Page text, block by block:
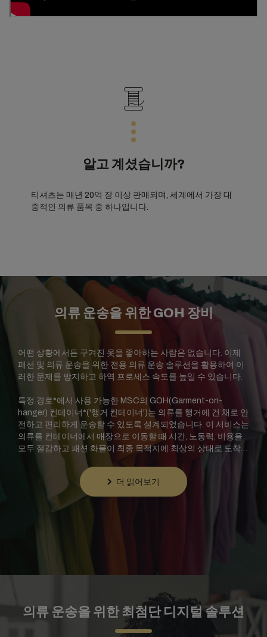
알고 계셨습니까?
티셔츠는 매년 20억 장 이상 판매되며, 세계에서 가장 대
중적인 의류 품목 중 하나입니다.
의류 운송을 위한 GOH 장비
어떤 상황에서든 구겨진 옷을 좋아하는 사람은 없습니다. 이제
패션 및 의류 운송을 위한 전용 의류 운송 솔루션을 활용하여 이
러한 문제를 방지하고 하역 프로세스 속도를 높일 수 있습니다.
특정 경로*에서 사용 가능한 MSC의 GOH(Garment-on-
hanger) 컨테이너*('행거 컨테이너')는 의류를 행거에 건 채로 안
전하고 편리하게 운송할 수 있도록 설계되었습니다. 이 서비스는
의류를 컨테이너에서 매장으로 이동할 때 시간, 노동력, 비용을
모두 절감하고 패션 화물이 최종 목적지에 최상의 상태로 도착할
수 있도록 보장합니다.
이용 가능 여부가 달라질 수 있으니 현지 대리점에 문의하십시오.
더 읽어보기
의류 운송을 위한 최첨단 디지털 솔루션